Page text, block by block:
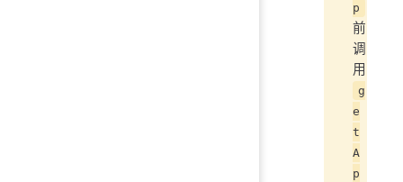
p
前
调
用
g
e
t
A
p